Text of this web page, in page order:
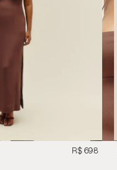
R$ 698